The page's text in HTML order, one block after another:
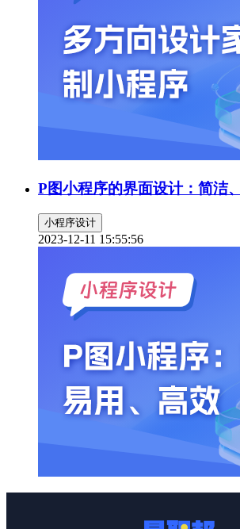
P图小程序的界面设计：简洁
小程序设计
2023-12-11 15:55:56